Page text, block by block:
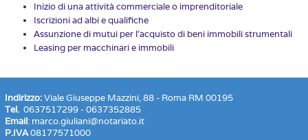
Inizio di una attività commerciale o imprenditoriale
Iscrizioni ad albi e qualifiche
Assunzione di mutui per l'acquisto di beni immobili strumentali
Leasing per macchinari e immobili
Indirizzo:Viale Giuseppe Mazzini, 88 - Roma RM 00195
Tel.0637517299 - 0637352885
Email: marco.giuliani@notariato.it
P.IVA08177571000